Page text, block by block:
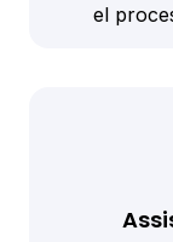
el